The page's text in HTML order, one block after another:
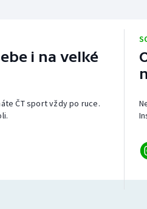
i na velké
ČT sport vždy po ruce.